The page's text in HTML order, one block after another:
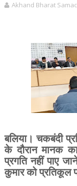
Akhand Bharat
बलिया। चकबंदी
के दौरान मानक
प्रगति नहीं पाए
कुमार को प्रतिकूल